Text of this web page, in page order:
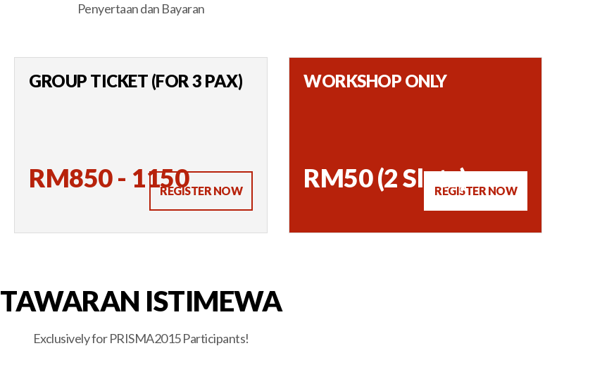
Penyertaan dan Bayaran
GROUP TICKET (FOR 3 PAX)
RM850 - 1150REGISTER NOW
WORKSHOP ONLY
RM50 (2 Slots)REGISTER NOW
TAWARAN ISTIMEWA
Exclusively for PRISMA2015 Participants!